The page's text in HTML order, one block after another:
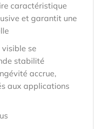
caractéristique
et garantit une
se
stabilité
accrue,
aux applications